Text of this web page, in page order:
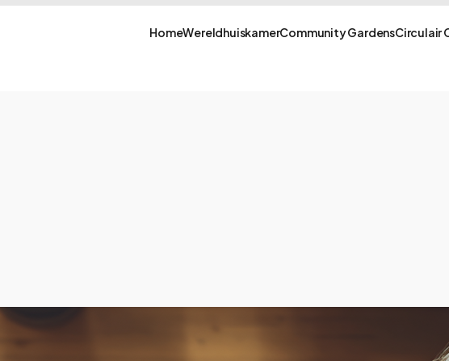
HomeWereldhuiskamerCommunity GardensCirculair